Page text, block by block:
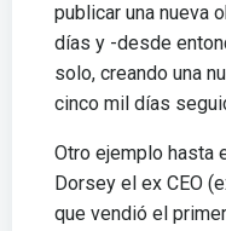
publicar una nueva
días y -desde
solo, creando una
cinco mil días
Otro ejemplo hasta
Dorsey el ex CEO
que vendió el